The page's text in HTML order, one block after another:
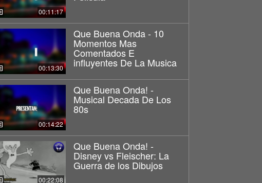
00:11:17
00:13:30
Que Buena Onda - 10
Momentos Mas
Comentados E
influyentes De La Musica
00:14:22
Que Buena Onda! -
Musical Decada De Los
80s
00:22:08
Que Buena Onda! -
Disney vs Fleischer: La
Guerra de los Dibujos